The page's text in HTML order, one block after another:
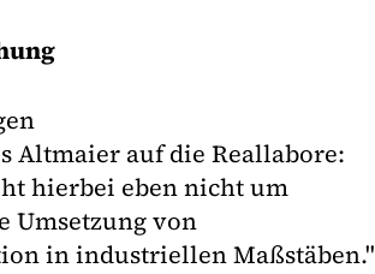
Altmaier auf die Reallabore:
hierbei eben nicht um
Umsetzung von
in industriellen Maßstäben."